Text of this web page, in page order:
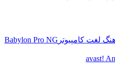
Babylon Pro NG